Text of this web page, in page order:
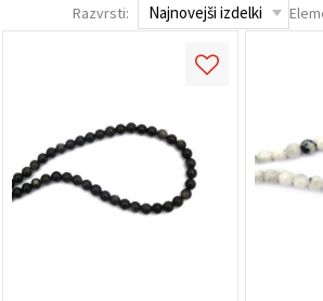
Razvrsti: